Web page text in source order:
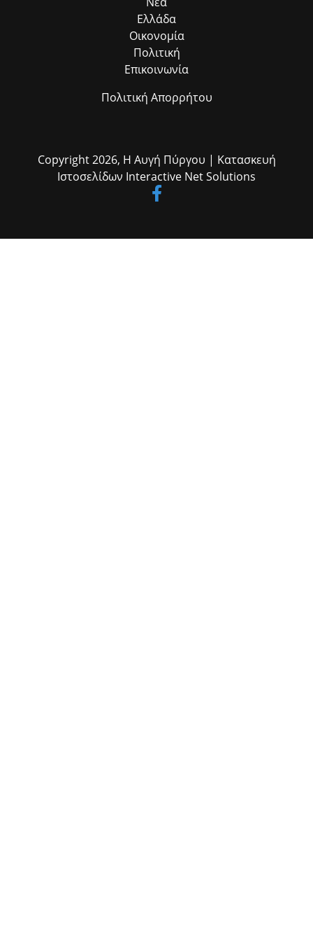
Ελλάδα
Οικονομία
Πολιτική
Επικοινωνία
Πολιτική Απορρήτου
Copyright 2026, Η Αυγή Πύργου | Κατασκευή
Ιστοσελίδων Interactive Net Solutions